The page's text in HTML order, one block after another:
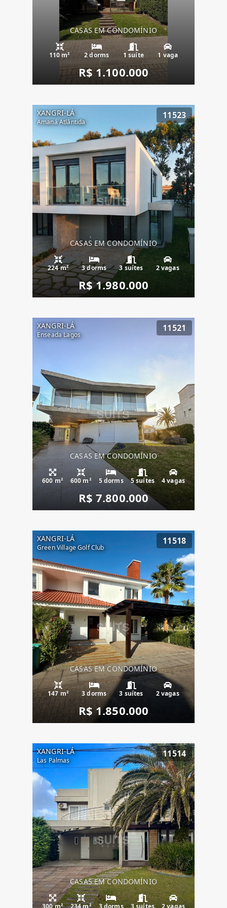
CASAS EM CONDOMÍNIO
110 m² 2 dorms 1 suíte 1 vaga
R$ 1.100.000
XANGRI-LÁ
Amaná Atlântida
11523
CASAS EM CONDOMÍNIO
224 m² 3 dorms 3 suítes 2 vagas
R$ 1.980.000
XANGRI-LÁ
Enseada Lagos
11521
CASAS EM CONDOMÍNIO
600 m² 600 m² 5 dorms 5 suítes 4 vagas
R$ 7.800.000
XANGRI-LÁ
Green Village Golf Club
11518
CASAS EM CONDOMÍNIO
147 m² 3 dorms 3 suítes 2 vagas
R$ 1.850.000
XANGRI-LÁ
Las Palmas
11514
CASAS EM CONDOMÍNIO
300 m² 234 m² 3 dorms 3 suítes 2 vagas